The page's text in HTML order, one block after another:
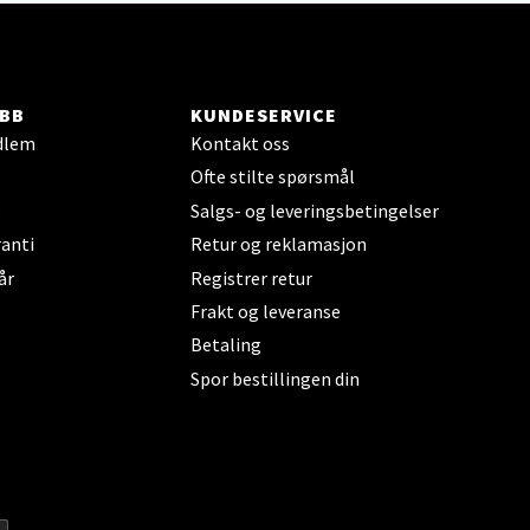
KUNDESERVICE
Kontakt oss
Ofte stilte spørsmål
Salgs- og leveringsbetingelser
Retur og reklamasjon
Registrer retur
Frakt og leveranse
Betaling
Spor bestillingen din